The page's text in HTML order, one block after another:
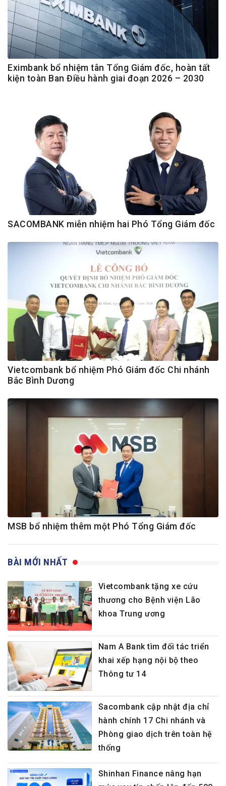
Eximbank bổ nhiệm tân Tổng Giám đốc, hoàn tất
kiện toàn Ban Điều hành giai đoạn 2026 – 2030
SACOMBANK miễn nhiệm hai Phó Tổng Giám đốc
Vietcombank bổ nhiệm Phó Giám đốc Chi nhánh
Bắc Bình Dương
MSB bổ nhiệm thêm một Phó Tổng Giám đốc
BÀI MỚI NHẤT
Vietcombank tặng xe cứu
thương cho Bệnh viện Lão
khoa Trung ương
Nam A Bank tìm đối tác triển
khai xếp hạng nội bộ theo
Thông tư 14
Sacombank cập nhật địa chỉ
hành chính 17 Chi nhánh và
Phòng giao dịch trên toàn hệ
thống
Shinhan Finance nâng hạn